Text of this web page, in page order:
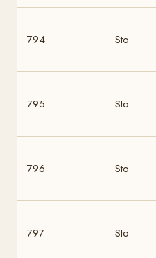
794 Sto
795 Sto
796 Sto
797 Sto